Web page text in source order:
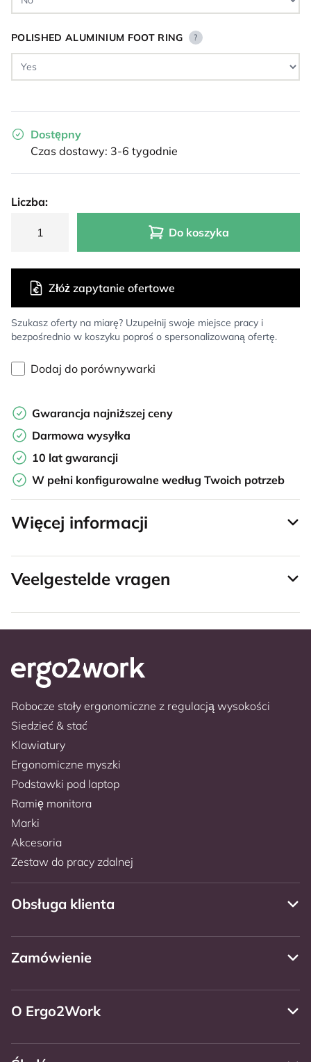
POLISHED ALUMINIUM FOOT RING ?
Dostępny
Czas dostawy: 3-6 tygodnie
Liczba:
Do koszyka
Szukasz oferty na miarę? Uzupełnij swoje miejsce pracy i
bezpośrednio w koszyku poproś o spersonalizowaną ofertę.
Złóż zapytanie ofertowe
Dodaj do porównywarki
Gwarancja najniższej ceny
Darmowa wysyłka
10 lat gwarancji
W pełni konfigurowalne według Twoich potrzeb
Więcej informacji
Veelgestelde vragen
Robocze stoły ergonomiczne z regulacją wysokości
Siedzieć & stać
Klawiatury
Ergonomiczne myszki
Podstawki pod laptop
Ramię monitora
Marki
Akcesoria
Zestaw do pracy zdalnej
Obsługa klienta
Zamówienie
O Ergo2Work